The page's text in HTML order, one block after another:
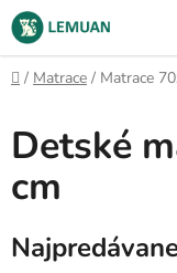
Prejsť
na
obsah
Domov
/ Matrace / Matrace
Detské
cm